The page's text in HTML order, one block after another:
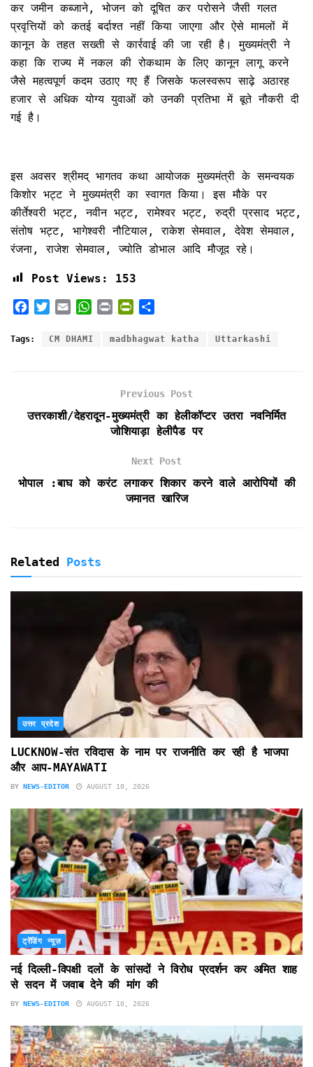
कर जमीन कब्जाने, भोजन को दूषित कर परोसने जैसी गलत
प्रवृत्तियों को कतई बर्दाश्त नहीं किया जाएगा और ऐसे मामलों में
कानून के तहत सख्ती से कार्रवाई की जा रही है। मुख्यमंत्री ने
कहा कि राज्य में नकल की रोकथाम के लिए कानून लागू करने
जैसे महत्वपूर्ण कदम उठाए गए हैं जिसके फलस्वरूप साढ़े अठारह
हजार से अधिक योग्य युवाओं को उनकी प्रतिभा में बूते नौकरी दी
गई है।
इस अवसर श्रीमद् भागतव कथा आयोजक मुख्यमंत्री के समन्वयक
किशोर भट्ट ने मुख्यमंत्री का स्वागत किया। इस मौके पर
कीर्तेश्वरी भट्ट, नवीन भट्ट, रामेश्वर भट्ट, रुद्री प्रसाद भट्ट,
संतोष भट्ट, भागेश्वरी नौटियाल, राकेश सेमवाल, देवेश सेमवाल,
रंजना, राजेश सेमवाल, ज्योति डोभाल आदि मौजूद रहे।
Post Views: 153
c
k
i
a
a
p
i
i
r
i
e
d
y
a
Tags: CM DHAMI madbhagwat katha Uttarkashi
Previous Post
उत्तरकाशी/देहरादून-मुख्यमंत्री का हेलीकॉप्टर उतरा नवनिर्मित
जोशियाड़ा हेलीपैड पर
Next Post
भोपाल :बाघ को करंट लगाकर शिकार करने वाले आरोपियों की
जमानत खारिज
Related Posts
उत्तर प्रदेश
LUCKNOW-संत रविदास के नाम पर राजनीति कर रही है भाजपा
और आप-MAYAWATI
BY NEWS-EDITOR AUGUST 10, 2026
ट्रेंडिंग न्यूज़
नई दिल्ली-विपक्षी दलों के सांसदों ने विरोध प्रदर्शन कर अमित शाह
से सदन में जवाब देने की मांग की
BY NEWS-EDITOR AUGUST 10, 2026